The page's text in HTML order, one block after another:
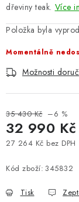
dřeviny teak. Více
Položka byla
Momentálně
Možnosti
35 430 Kč –6 %
32 990 Kč
27 264 Kč bez DPH
Kód zboží: 345832
Tisk